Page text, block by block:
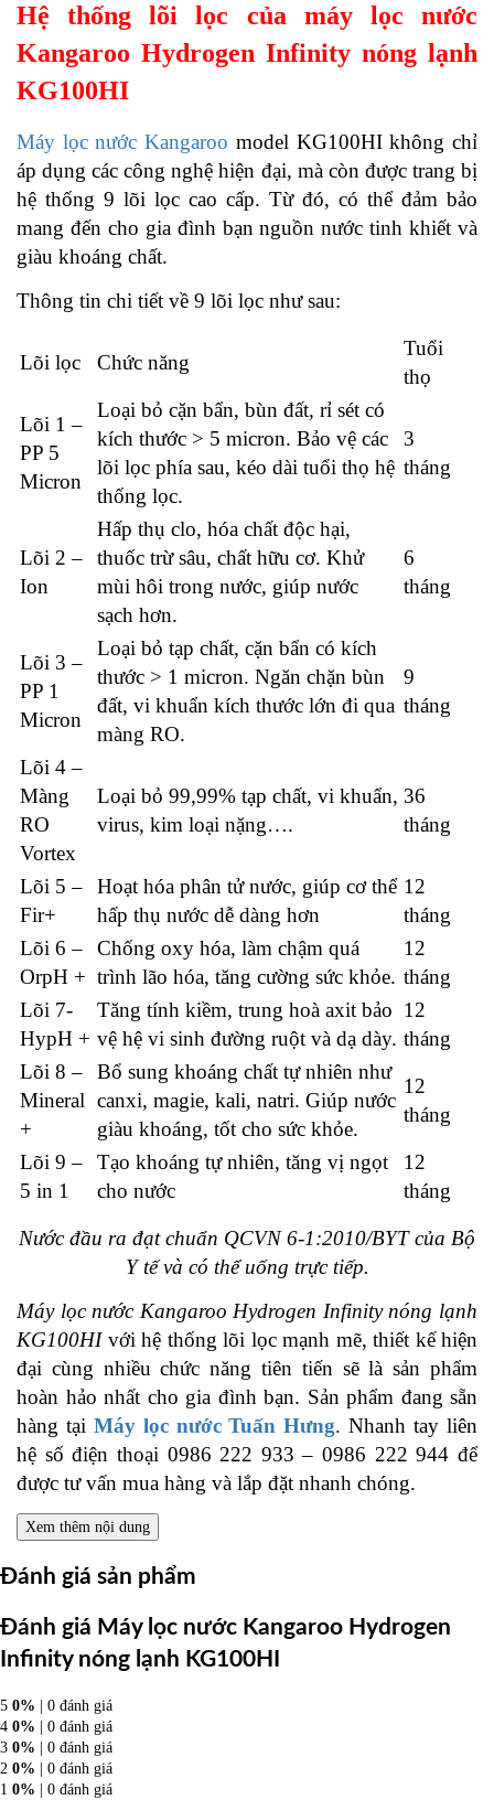
Hệ thống lõi lọc của máy lọc nước
Kangaroo Hydrogen Infinity nóng lạnh
KG100HI
Máy lọc nước Kangaroo model KG100HI không chỉ
áp dụng các công nghệ hiện đại, mà còn được trang bị
hệ thống 9 lõi lọc cao cấp. Từ đó, có thể đảm bảo
mang đến cho gia đình bạn nguồn nước tinh khiết và
giàu khoáng chất.
Thông tin chi tiết về 9 lõi lọc như sau:
Lõi lọc Chức năng
Tuổi
thọ
Lõi 1 –
PP 5
Micron
Loại bỏ cặn bẩn, bùn đất, rỉ sét có
kích thước > 5 micron. Bảo vệ các
lõi lọc phía sau, kéo dài tuổi thọ hệ
thống lọc.
3
tháng
Lõi 2 –
Ion
Hấp thụ clo, hóa chất độc hại,
thuốc trừ sâu, chất hữu cơ. Khử
mùi hôi trong nước, giúp nước
sạch hơn.
6
tháng
Lõi 3 –
PP 1
Micron
Loại bỏ tạp chất, cặn bẩn có kích
thước > 1 micron. Ngăn chặn bùn
đất, vi khuẩn kích thước lớn đi qua
màng RO.
9
tháng
Lõi 4 –
Màng
RO
Vortex
Loại bỏ 99,99% tạp chất, vi khuẩn,
virus, kim loại nặng….
36
tháng
Lõi 5 –
Fir+
Hoạt hóa phân tử nước, giúp cơ thể
hấp thụ nước dễ dàng hơn
12
tháng
Lõi 6 –
OrpH +
Chống oxy hóa, làm chậm quá
trình lão hóa, tăng cường sức khỏe.
12
tháng
Lõi 7-
HypH +
Tăng tính kiềm, trung hoà axit bảo
vệ hệ vi sinh đường ruột và dạ dày.
12
tháng
Lõi 8 –
Mineral
+
Bổ sung khoáng chất tự nhiên như
canxi, magie, kali, natri. Giúp nước
giàu khoáng, tốt cho sức khỏe.
12
tháng
Lõi 9 –
5 in 1
Tạo khoáng tự nhiên, tăng vị ngọt
cho nước
12
tháng
Nước đầu ra đạt chuẩn QCVN 6-1:2010/BYT của Bộ
Y tế và có thể uống trực tiếp.
Máy lọc nước Kangaroo Hydrogen Infinity nóng lạnh
KG100HIvới hệ thống lõi lọc mạnh mẽ, thiết kế hiện
đại cùng nhiều chức năng tiên tiến sẽ là sản phẩm
hoàn hảo nhất cho gia đình bạn. Sản phẩm đang sẵn
hàng tại Máy lọc nước Tuấn Hưng. Nhanh tay liên
hệ số điện thoại 0986 222 933 – 0986 222 944 để
được tư vấn mua hàng và lắp đặt nhanh chóng.
Xem thêm nội dung
Đánh giá sản phẩm
Đánh giá Máy lọc nước Kangaroo Hydrogen
Infinity nóng lạnh KG100HI
5 0% | 0 đánh giá
4 0% | 0 đánh giá
3 0% | 0 đánh giá
2 0% | 0 đánh giá
1 0% | 0 đánh giá